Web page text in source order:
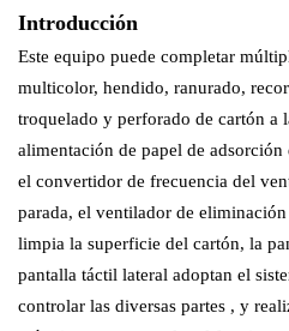
Introducción
Este equipo puede completar
multicolor, hendido, ranurado,
troquelado y perforado de cartón a
alimentación de papel de
el convertidor de frecuencia del
parada, el ventilador de
limpia la superficie del cartón, la
pantalla táctil lateral adoptan el
controlar las diversas partes , y